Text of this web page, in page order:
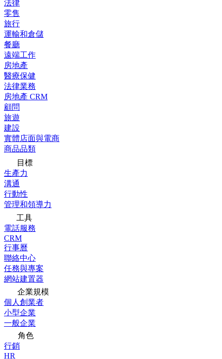
法律
零售
旅行
運輸和倉儲
餐廳
遠端工作
房地產
醫療保健
法律業務
房地產 CRM
顧問
旅遊
建設
實體店面與電商
商品品類
目標
生產力
溝通
行動性
管理和領導力
工具
電話服務
CRM
行事曆
聯絡中心
任務與專案
網站建置器
企業規模
個人創業者
小型企業
一般企業
角色
行銷
HR